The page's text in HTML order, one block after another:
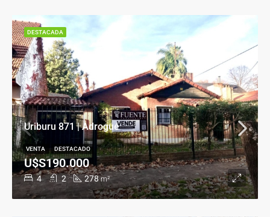
Uriburu 871 | Adrogué
4 2 278 m²
U$S190.000
VENTA DESTACADO
DESTACADA